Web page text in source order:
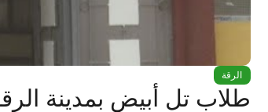
الرقة
طلاب تل أبيض بمدينة